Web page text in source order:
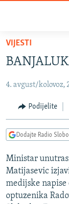
Pređite
glavni
Pređite
Pređite
pretragu
BOSNA I
SRBIJA
KOSOVO
VIZUELNO
VIDEO
FOTOGALERIJE
INFOGRAFIKE
PODCASTI
RAT U UKRAJINI
KINA NA
VIJESTI
4. avgust/kolovoz,
Podijelite
Dodajte Radio
Ministar
Matijasevic
medijske
optuzenika